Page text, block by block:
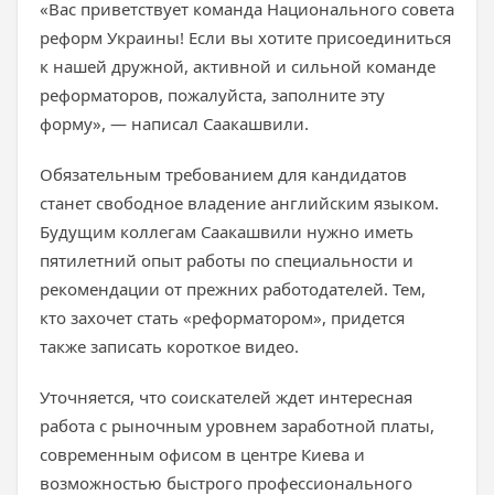
«Вас приветствует команда Национального совета
реформ Украины! Если вы хотите присоединиться
к нашей дружной, активной и сильной команде
реформаторов, пожалуйста, заполните эту
форму», — написал Саакашвили.
Обязательным требованием для кандидатов
станет свободное владение английским языком.
Будущим коллегам Саакашвили нужно иметь
пятилетний опыт работы по специальности и
рекомендации от прежних работодателей. Тем,
кто захочет стать «реформатором», придется
также записать короткое видео.
Уточняется, что соискателей ждет интересная
работа с рыночным уровнем заработной платы,
современным офисом в центре Киева и
возможностью быстрого профессионального